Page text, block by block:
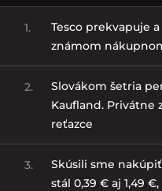
1.
Tesco prekvapuje
známom
2.
Slovákom šetria
Kaufland. Privátne
reťazce
3.
Skúsili sme
stál 0,39 € aj 1,49